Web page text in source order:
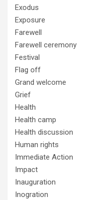
Exodus
Exposure
Farewell
Farewell ceremony
Festival
Flag off
Grand welcome
Grief
Health
Health camp
Health discussion
Human rights
Immediate Action
Impact
Inauguration
Inogration